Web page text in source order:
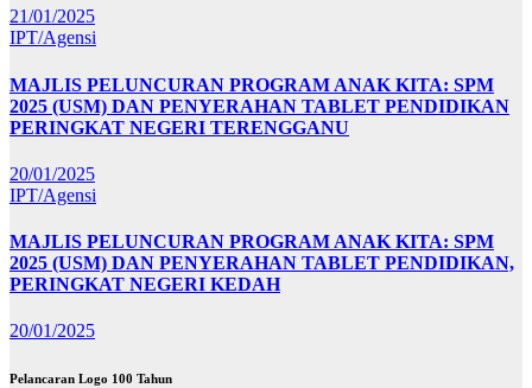
21/01/2025
IPT/Agensi
MAJLIS PELUNCURAN PROGRAM ANAK KITA: SPM
2025 (USM) DAN PENYERAHAN TABLET PENDIDIKAN
PERINGKAT NEGERI TERENGGANU
20/01/2025
IPT/Agensi
MAJLIS PELUNCURAN PROGRAM ANAK KITA: SPM
2025 (USM) DAN PENYERAHAN TABLET PENDIDIKAN,
PERINGKAT NEGERI KEDAH
20/01/2025
Pelancaran Logo 100 Tahun